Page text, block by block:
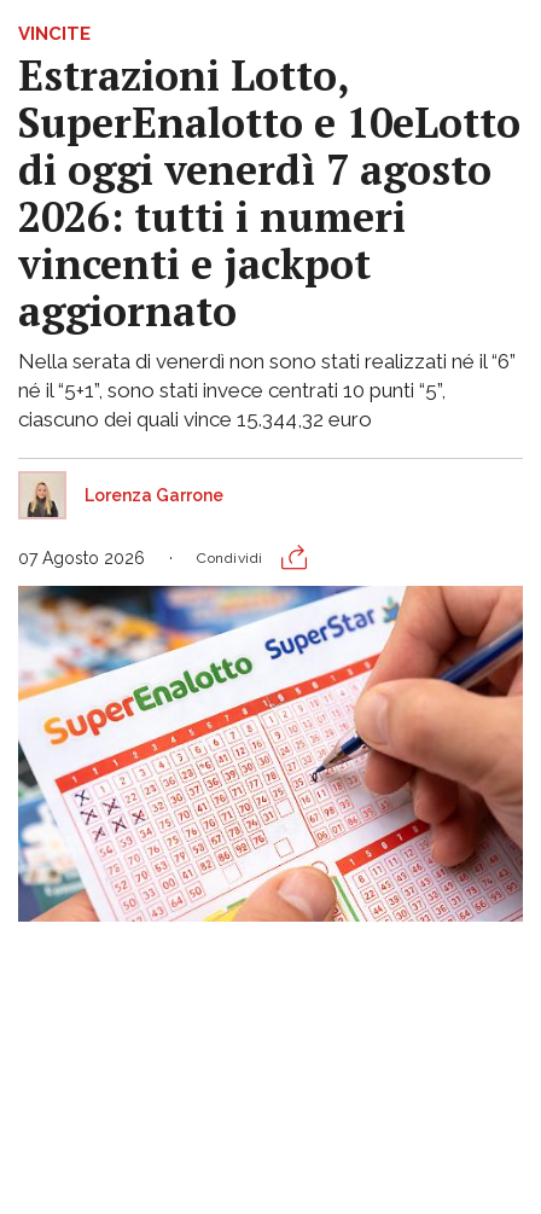
VINCITE
Estrazioni Lotto,
SuperEnalotto e 10eLotto
di oggi venerdì 7 agosto
2026: tutti i numeri
vincenti e jackpot
aggiornato
Nella serata di venerdì non sono stati realizzati né il “6”
né il “5+1”, sono stati invece centrati 10 punti “5”,
ciascuno dei quali vince 15.344,32 euro
Lorenza Garrone
07 Agosto 2026 Condividi